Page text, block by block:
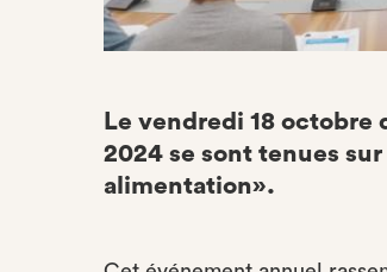
Le vendredi 18 octobre
2024 se sont tenues
alimentation».